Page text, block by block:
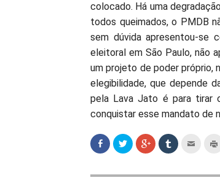
colocado. Há uma
todos queimados, o PMDB
sem dúvida apresentou-se
eleitoral em São Paulo, não
um projeto de poder próprio,
elegibilidade, que depende
pela Lava Jato é para tirar
conquistar esse mandato de